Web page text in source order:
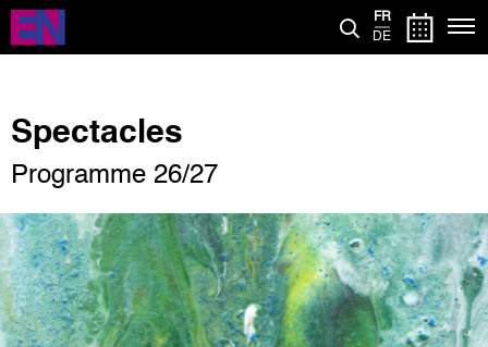
Aller
contenu
FR
DE
Spectacles
Programme 26/27